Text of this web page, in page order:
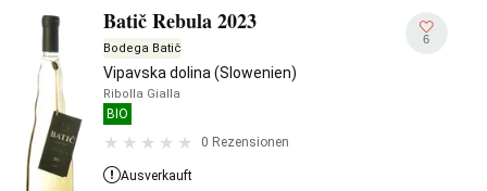
Batič Rebula 2023
Bodega Batič
Vipavska dolina (Slowenien)
Ribolla Gialla
BIO
0 Rezensionen
6
Ausverkauft